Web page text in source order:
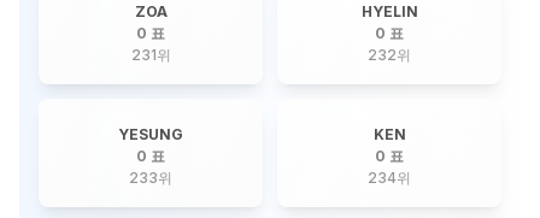
ZOA
0 표
231위
HYELIN
0 표
232위
YESUNG
0 표
233위
KEN
0 표
234위